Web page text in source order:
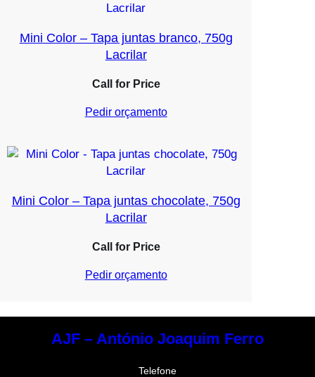
Mini Color – Tapa juntas branco, 750g
Lacrilar
Call for Price
Pedir orçamento
Mini Color – Tapa juntas chocolate, 750g
Lacrilar
Call for Price
Pedir orçamento
AJF – António Joaquim Ferro
Telefone